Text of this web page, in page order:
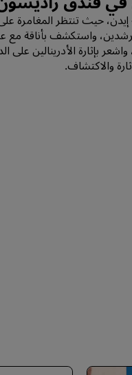
حيث تنتظر المغامرة
واستكشف بأناقة مع
بإثارة الأدرينالين
والاكتشاف.